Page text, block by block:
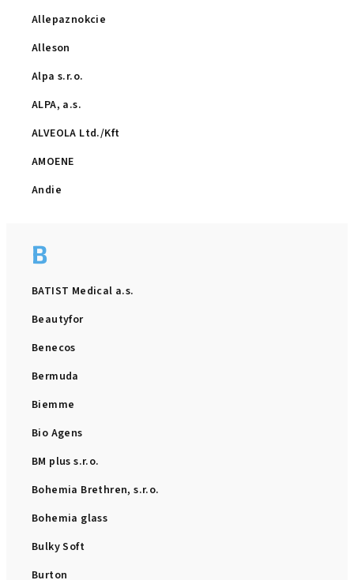
Allepaznokcie
Alleson
Alpa s.r.o.
ALPA, a.s.
ALVEOLA Ltd./Kft
AMOENE
Andie
B
BATIST Medical a.s.
Beautyfor
Benecos
Bermuda
Biemme
Bio Agens
BM plus s.r.o.
Bohemia Brethren, s.r.o.
Bohemia glass
Bulky Soft
Burton